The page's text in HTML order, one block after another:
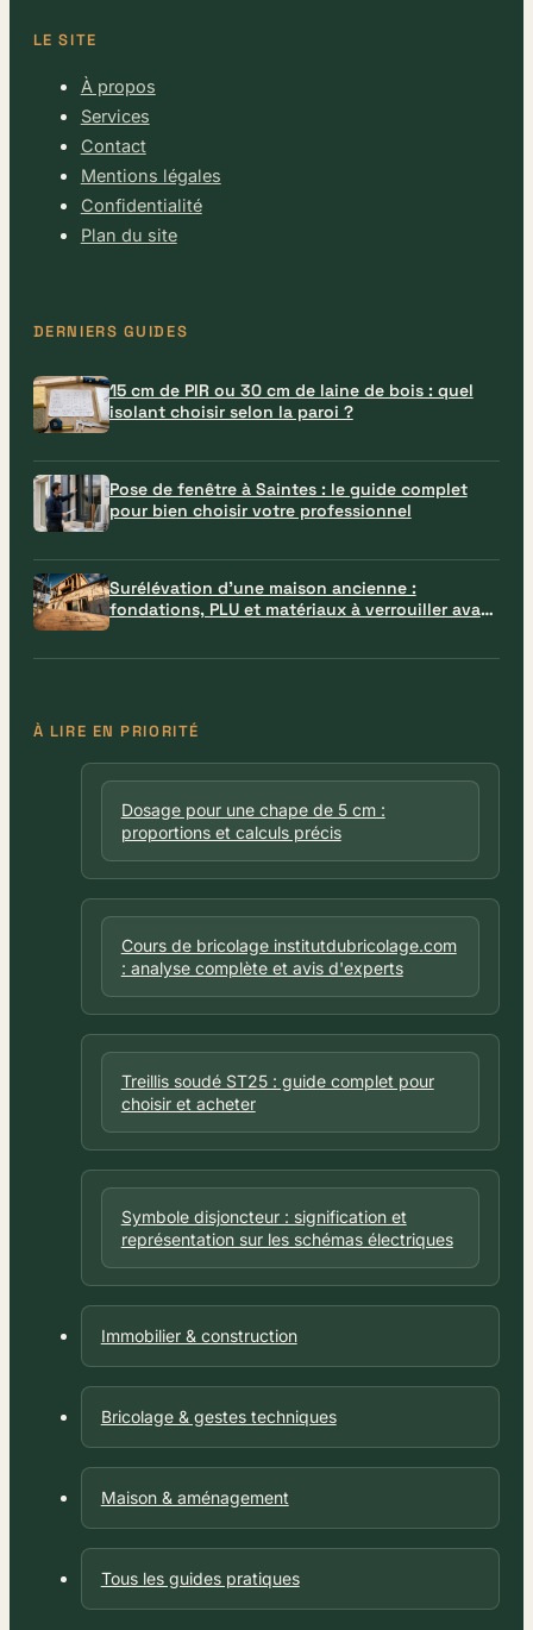
LE SITE
À propos
Services
Contact
Mentions légales
Confidentialité
Plan du site
DERNIERS GUIDES
15 cm de PIR ou 30 cm de laine de bois : quel
isolant choisir selon la paroi ?
Pose de fenêtre à Saintes : le guide complet
pour bien choisir votre professionnel
Surélévation d’une maison ancienne :
fondations, PLU et matériaux à verrouiller avant
le chantier
À LIRE EN PRIORITÉ
Dosage pour une chape de 5 cm :
proportions et calculs précis
Cours de bricolage institutdubricolage.com
: analyse complète et avis d'experts
Treillis soudé ST25 : guide complet pour
choisir et acheter
Symbole disjoncteur : signification et
représentation sur les schémas électriques
Immobilier & construction
Bricolage & gestes techniques
Maison & aménagement
Tous les guides pratiques